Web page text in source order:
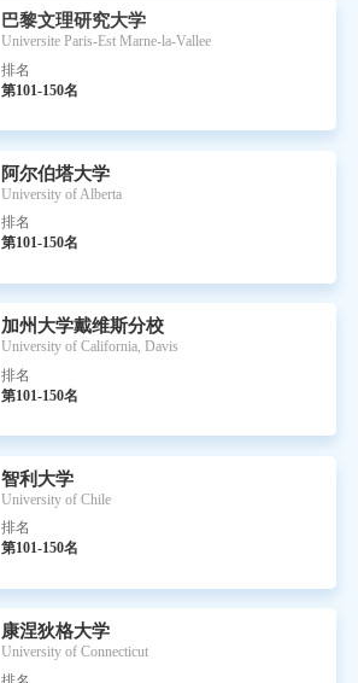
巴黎文理研究大学
Universite Paris-Est Marne-la-Vallee
排名
第101-150名
阿尔伯塔大学
University of Alberta
排名
第101-150名
加州大学戴维斯分校
University of California, Davis
排名
第101-150名
智利大学
University of Chile
排名
第101-150名
康涅狄格大学
University of Connecticut